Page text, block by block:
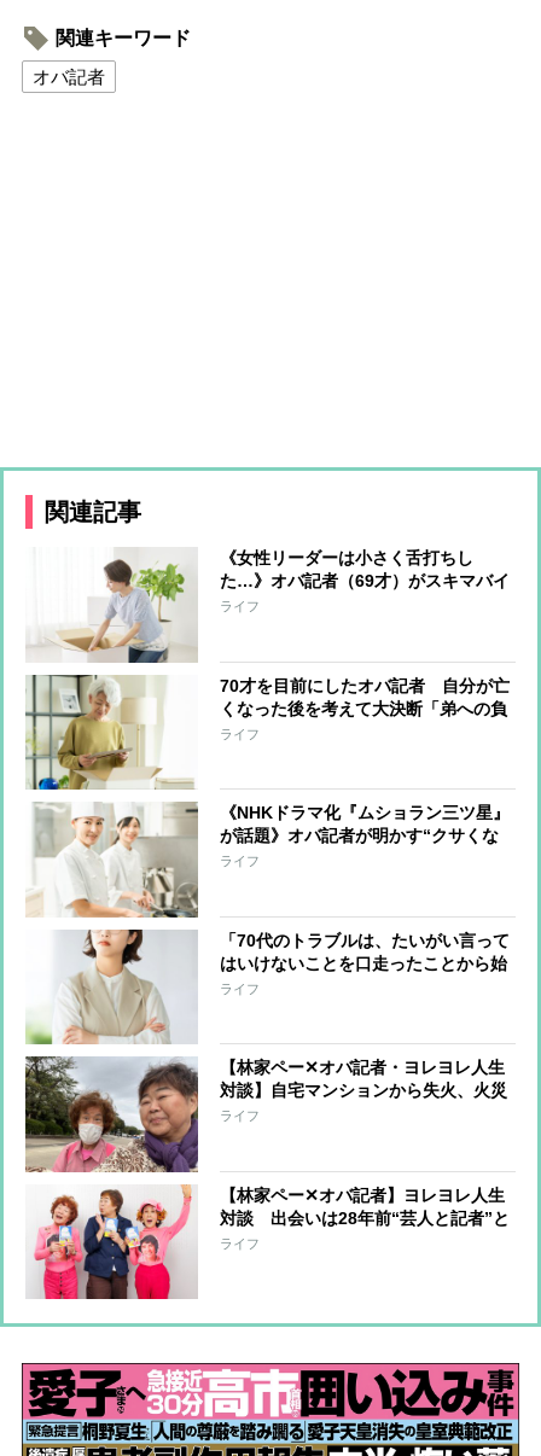
関連キーワード
オバ記者
関連記事
《女性リーダーは小さく舌打ちし
た…》オバ記者（69才）がスキマバイ
トに挑戦「私に肉体労働をする資格は
ライフ
70才を目前にしたオバ記者 自分が亡
くなった後を考えて大決断「弟への負
担は最小限にしたい」と“この世の荷
ライフ
《NHKドラマ化『ムショラン三ツ星』
が話題》オバ記者が明かす“クサくな
いメシ”を作る管理栄養士の話、そし
ライフ
「70代のトラブルは、たいがい言って
はいけないことを口走ったことから始
まっている」オバ記者（69）は“老年
ライフ
【林家ペー✕オバ記者・ヨレヨレ人生
対談】自宅マンションから失火、火災
保険に入っておらず周辺住宅への補償
ライフ
【林家ペー✕オバ記者】ヨレヨレ人生
対談 出会いは28年前“芸人と記者”と
いう関係から“芸人とマネジャー”にな
ライフ